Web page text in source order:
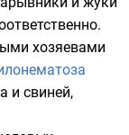
хозяевами
и свиней,